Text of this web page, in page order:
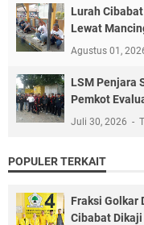
Lurah
Lewat
Agustus 01,
LSM Penjara
Pemkot
Juli 30, 2026
POPULER TERKAIT
Fraksi Golkar
Cibabat